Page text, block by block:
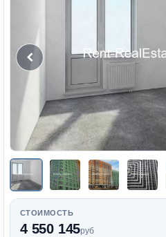
СТОИМОСТЬ
4 550 145руб